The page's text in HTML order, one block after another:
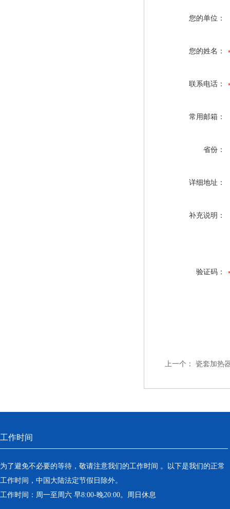
您的单位：
您的姓名：
联系电话：
常用邮箱：
省份：
详细地址：
补充说明：
验证码：
上一个： 瓷套加热
工作时间
为了避免不必要的等待，敬请注意我们的工作时间 。以下是我们的正常
工作时间，中国大陆法定节假日除外。
工作时间：周一至周六 早8:00-晚20:00。周日休息